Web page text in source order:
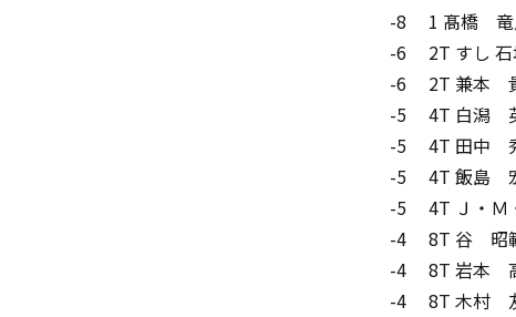
-8 1 髙橋
-6 2T すし
-6 2T 兼本
-5 4T 白潟
-5 4T 田中
-5 4T 飯島
-5 4T Ｊ・Ｍ
-4 8T 谷 昭
-4 8T 岩本
-4 8T 木村